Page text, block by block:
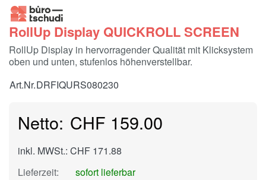
RollUp Display QUICKROLL SCREEN
RollUp Display in hervorragender Qualität mit Klicksystem
oben und unten, stufenlos höhenverstellbar.
Art.Nr.DRFIQURS080230
CHF 159.00
inkl. MWSt.: CHF 171.88
Lieferzeit:
sofort lieferbar